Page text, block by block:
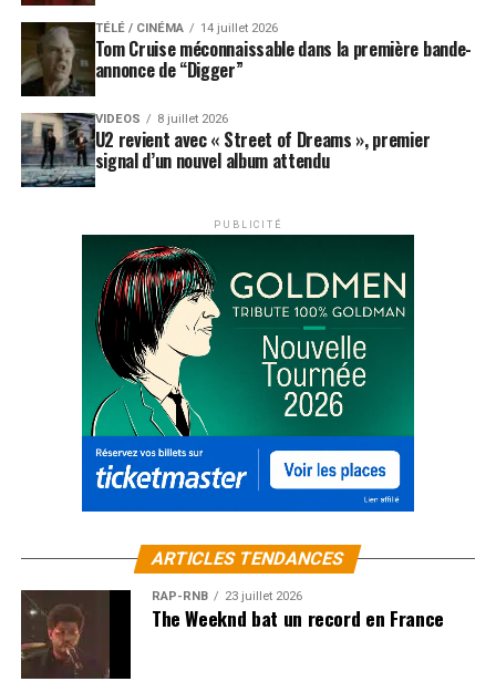
TÉLÉ / CINÉMA 14 juillet 2026
Tom Cruise méconnaissable dans la première bande-
annonce de “Digger”
VIDEOS 8 juillet 2026
U2 revient avec « Street of Dreams », premier
signal d’un nouvel album attendu
PUBLICITÉ
ARTICLES TENDANCES
RAP-RNB 23 juillet 2026
The Weeknd bat un record en France